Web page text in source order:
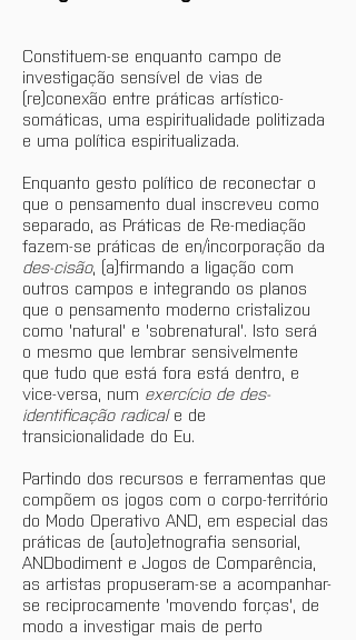
Constituem-se enquanto campo de
investigação sensível de vias de
(re)conexão entre práticas artístico-
somáticas, uma espiritualidade politizada
e uma política espiritualizada.
Enquanto gesto político de reconectar o
que o pensamento dual inscreveu como
separado, as Práticas de Re-mediação
fazem-se práticas de en/incorporação da
des-cisão, (a)firmando a ligação com
outros campos e integrando os planos
que o pensamento moderno cristalizou
como 'natural' e 'sobrenatural'. Isto será
o mesmo que lembrar sensivelmente
que tudo que está fora está dentro, e
vice-versa, num exercício de des-
identificação radical e de
transicionalidade do Eu.
Partindo dos recursos e ferramentas que
compõem os jogos com o corpo-território
do Modo Operativo AND, em especial das
práticas de (auto)etnografia sensorial,
ANDbodiment e Jogos de Comparência,
as artistas propuseram-se a acompanhar-
se reciprocamente 'movendo forças', de
modo a investigar mais de perto